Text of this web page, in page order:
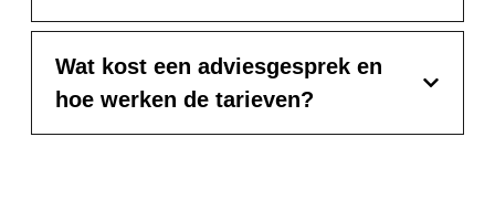
Wat kost een adviesgesprek en
hoe werken de tarieven?